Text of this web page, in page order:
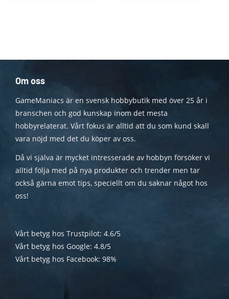
Om oss
GameManiacs är en svensk hobbybutik med över 25 år i
branschen och god kunskap inom det mesta
hobbyrelaterat. Vårt fokus är alltid att du som kund skall
vara nöjd med det du köper av oss.
Då vi själva är mycket intresserade av hobbyn försöker vi
alltid följa med på nya produkter och trender men tar
också gärna emot tips, speciellt om du saknar något hos
oss!
Vårt betyg hos Trustpilot: 4.6/5
Vårt betyg hos Google: 4.8/5
Vårt betyg hos Facebook: 98%